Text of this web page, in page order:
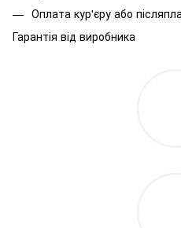
Оплата кур'єру або
Гарантія від виробника